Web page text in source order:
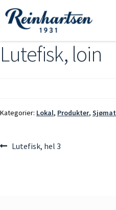
Lutefisk, loin
Kategorier: Lokal, Produkter, Sjømat
Lutefisk, hel 3